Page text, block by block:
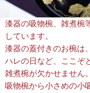
漆器の吸物椀、雑煮椀
しています。
漆器の蓋付きのお椀は
ハレの日など、ここぞ
雑煮椀が欠かせません。
吸物椀から小さめの小